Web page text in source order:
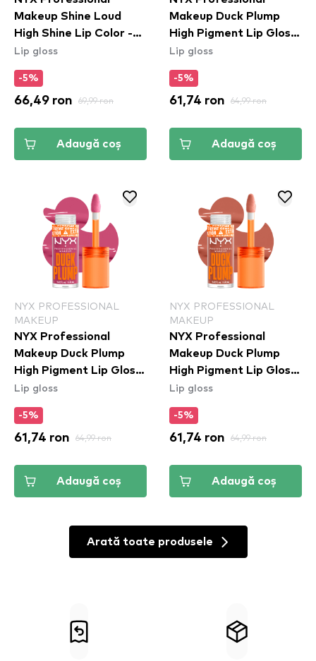
Makeup Shine Loud
High Shine Lip Color -
luciu de buze Total
Lip gloss
-5%
66,49 ron 69,99 ron
Adaugă coș
Makeup Duck Plump
High Pigment Lip Gloss
- Mauve Out Of My
Lip gloss
-5%
61,74 ron 64,99 ron
Adaugă coș
NYX PROFESSIONAL
MAKEUP
NYX Professional
Makeup Duck Plump
High Pigment Lip Gloss
- Pick Me Pink (DPLL11)
Lip gloss
-5%
61,74 ron 64,99 ron
Adaugă coș
NYX PROFESSIONAL
MAKEUP
NYX Professional
Makeup Duck Plump
High Pigment Lip Gloss
- Apri-Caught
Lip gloss
-5%
61,74 ron 64,99 ron
Adaugă coș
Arată toate produsele